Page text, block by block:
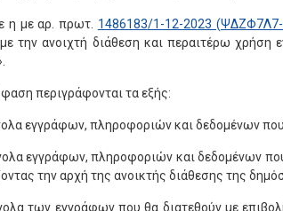
η με αρ. πρωτ. 1486183/1-12-2023
την ανοιχτή διάθεση και περαιτέρω
περιγράφονται τα εξής:
εγγράφων, πληροφοριών και δεδομένων που
εγγράφων, πληροφοριών και δεδομένων
την αρχή της ανοικτής διάθεσης της
των εγγράφων που θα διατεθούν με